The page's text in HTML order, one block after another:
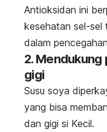
Antioksidan ini
kesehatan sel-sel
dalam
2.
gigi
Susu soya
yang bisa
dan gigi si Kecil.